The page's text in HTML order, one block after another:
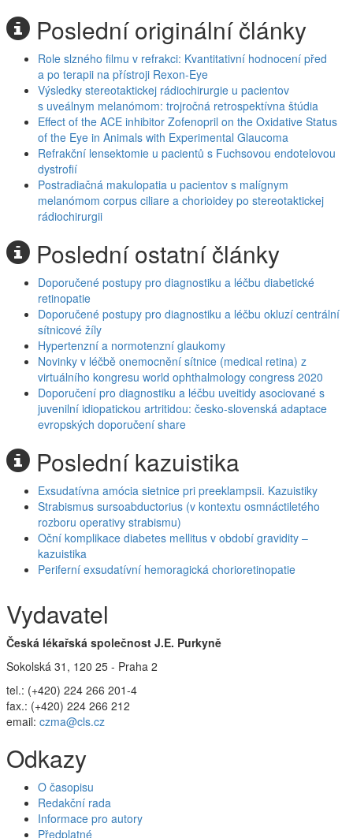
Poslední originální články
Role slzného filmu v refrakci: Kvantitativní hodnocení před
a po terapii na přístroji Rexon-Eye
Výsledky stereotaktickej rádiochirurgie u pacientov
s uveálnym melanómom: trojročná retrospektívna štúdia
Effect of the ACE inhibitor Zofenopril on the Oxidative Status
of the Eye in Animals with Experimental Glaucoma
Refrakční lensektomie u pacientů s Fuchsovou endotelovou
dystrofií
Postradiačná makulopatia u pacientov s malígnym
melanómom corpus ciliare a chorioidey po stereotaktickej
rádiochirurgii
Poslední ostatní články
Doporučené postupy pro diagnostiku a léčbu diabetické
retinopatie
Doporučené postupy pro diagnostiku a léčbu okluzí centrální
sítnicové žíly
Hypertenzní a normotenzní glaukomy
Novinky v léčbě onemocnění sítnice (medical retina) z
virtuálního kongresu world ophthalmology congress 2020
Doporučení pro diagnostiku a léčbu uveitidy asociované s
juvenilní idiopatickou artritidou: česko-slovenská adaptace
evropských doporučení share
Poslední kazuistika
Exsudatívna amócia sietnice pri preeklampsii. Kazuistiky
Strabismus sursoabductorius (v kontextu osmnáctiletého
rozboru operativy strabismu)
Oční komplikace diabetes mellitus v období gravidity –
kazuistika
Periferní exsudatívní hemoragická chorioretinopatie
Vydavatel
Česká lékařská společnost J.E. Purkyně
Sokolská 31, 120 25 - Praha 2
tel.: (+420) 224 266 201-4
fax.: (+420) 224 266 212
email: czma@cls.cz
Odkazy
O časopisu
Redakční rada
Informace pro autory
Předplatné